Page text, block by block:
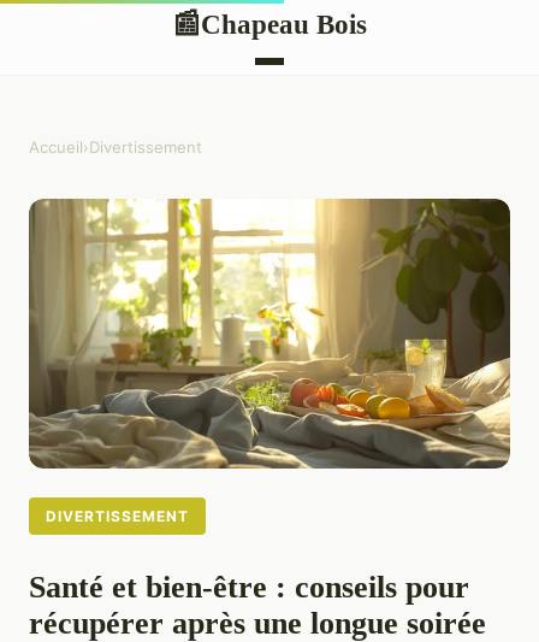
📰Chapeau Bois
Accueil›Divertissement
DIVERTISSEMENT
Santé et bien-être : conseils pour
récupérer après une longue soirée